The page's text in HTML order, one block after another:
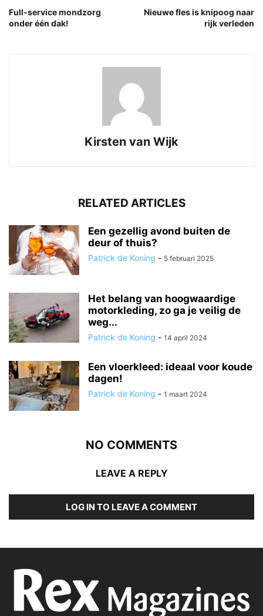
Full-service mondzorg
onder één dak!
Nieuwe fles is knipoog naar
rijk verleden
Kirsten van Wijk
RELATED ARTICLES
Een gezellig avond buiten de
deur of thuis?
Patrick de Koning - 5 februari 2025
Het belang van hoogwaardige
motorkleding, zo ga je veilig de
weg...
Patrick de Koning - 14 april 2024
Een vloerkleed: ideaal voor koude
dagen!
Patrick de Koning - 1 maart 2024
NO COMMENTS
LEAVE A REPLY
LOG IN TO LEAVE A COMMENT